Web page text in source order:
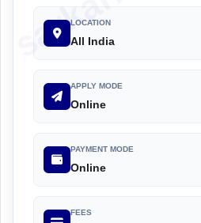
LOCATION
All India
APPLY MODE
Online
PAYMENT MODE
Online
FEES